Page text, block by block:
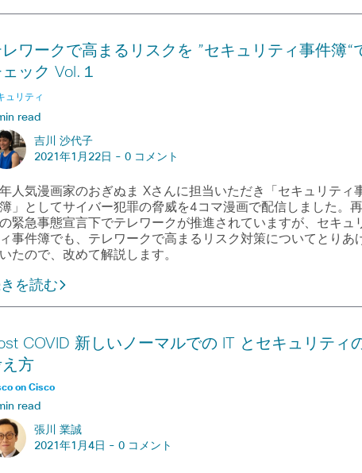
レワークで高まるリスクを ”セキュリティ事件簿“
ック Vol.１
ュリティ
read
吉川 沙代子
2021年1月22日 - 0 コメント
人気漫画家のおぎぬま Xさんに担当いただき「セキュリティ
」としてサイバー犯罪の脅威を4コマ漫画で配信しました。再
緊急事態宣言下でテレワークが推進されていますが、セキュ
事件簿でも、テレワークで高まるリスク対策についてとりあ
たので、改めて解説します。
を読む
COVID 新しいノーマルでの IT とセキュリティ
方
on Cisco
read
張川 業誠
2021年1月4日 - 0 コメント